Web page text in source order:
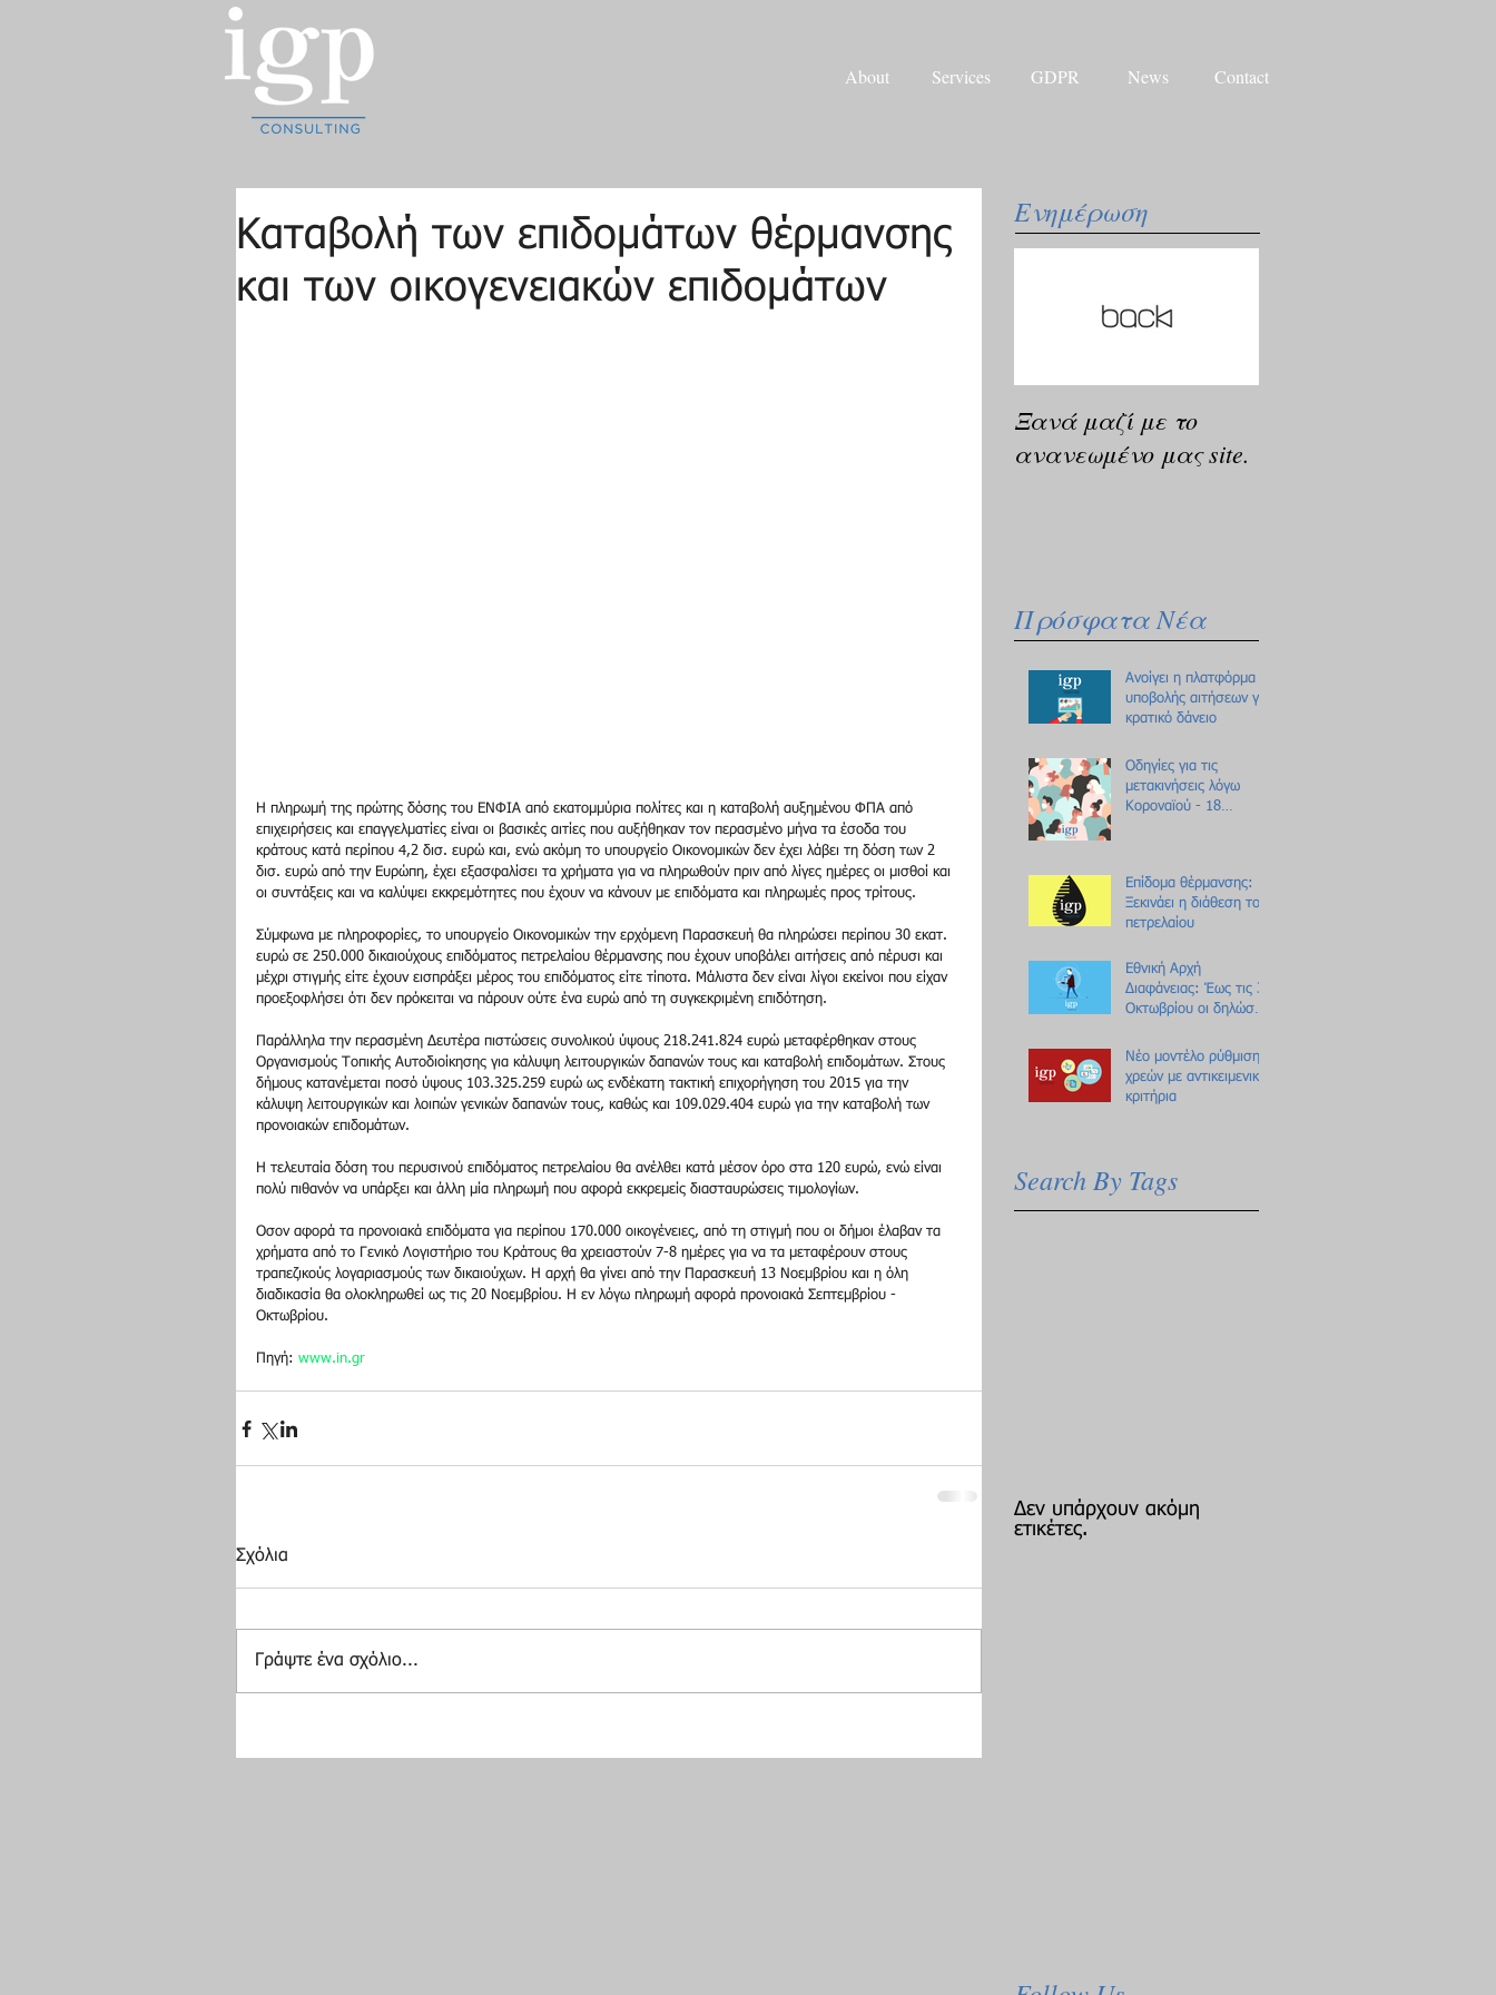
Καταβολή των επιδομάτων θέρμανσης
και των οικογενειακών επιδομάτων
Η πληρωμή της πρώτης δόσης του ΕΝΦΙΑ από εκατομμύρια πολίτες και η καταβολή αυξημένου ΦΠΑ από
επιχειρήσεις και επαγγελματίες είναι οι βασικές αιτίες που αυξήθηκαν τον περασμένο μήνα τα έσοδα του
κράτους κατά περίπου 4,2 δισ. ευρώ και, ενώ ακόμη το υπουργείο Οικονομικών δεν έχει λάβει τη δόση των 2
δισ. ευρώ από την Ευρώπη, έχει εξασφαλίσει τα χρήματα για να πληρωθούν πριν από λίγες ημέρες οι μισθοί και
οι συντάξεις και να καλύψει εκκρεμότητες που έχουν να κάνουν με επιδόματα και πληρωμές προς τρίτους.
Σύμφωνα με πληροφορίες, το υπουργείο Οικονομικών την ερχόμενη Παρασκευή θα πληρώσει περίπου 30 εκατ.
ευρώ σε 250.000 δικαιούχους επιδόματος πετρελαίου θέρμανσης που έχουν υποβάλει αιτήσεις από πέρυσι και
μέχρι στιγμής είτε έχουν εισπράξει μέρος του επιδόματος είτε τίποτα. Μάλιστα δεν είναι λίγοι εκείνοι που είχαν
προεξοφλήσει ότι δεν πρόκειται να πάρουν ούτε ένα ευρώ από τη συγκεκριμένη επιδότηση.
Παράλληλα την περασμένη Δευτέρα πιστώσεις συνολικού ύψους 218.241.824 ευρώ μεταφέρθηκαν στους
Οργανισμούς Τοπικής Αυτοδιοίκησης για κάλυψη λειτουργικών δαπανών τους και καταβολή επιδομάτων. Στους
δήμους κατανέμεται ποσό ύψους 103.325.259 ευρώ ως ενδέκατη τακτική επιχορήγηση του 2015 για την
κάλυψη λειτουργικών και λοιπών γενικών δαπανών τους, καθώς και 109.029.404 ευρώ για την καταβολή των
προνοιακών επιδομάτων.
Η τελευταία δόση του περυσινού επιδόματος πετρελαίου θα ανέλθει κατά μέσον όρο στα 120 ευρώ, ενώ είναι
πολύ πιθανόν να υπάρξει και άλλη μία πληρωμή που αφορά εκκρεμείς διασταυρώσεις τιμολογίων.
Οσον αφορά τα προνοιακά επιδόματα για περίπου 170.000 οικογένειες, από τη στιγμή που οι δήμοι έλαβαν τα
χρήματα από το Γενικό Λογιστήριο του Κράτους θα χρειαστούν 7-8 ημέρες για να τα μεταφέρουν στους
τραπεζικούς λογαριασμούς των δικαιούχων. Η αρχή θα γίνει από την Παρασκευή 13 Νοεμβρίου και η όλη
διαδικασία θα ολοκληρωθεί ως τις 20 Νοεμβρίου. Η εν λόγω πληρωμή αφορά προνοιακά Σεπτεμβρίου -
Οκτωβρίου.
Πηγή: www.in.gr
Σχόλια
Γράψτε ένα σχόλιο...
Ενημέρωση
Ξανά μαζί με το
ανανεωμένο μας site.
Πρόσφατα Νέα
Ανοίγει η πλατφόρμα
υποβολής αιτήσεων για
κρατικό δάνειο
Οδηγίες για τις
μετακινήσεις λόγω
Κοροναϊού - 18
Επίδομα θέρμανσης:
Ξεκινάει η διάθεση του
πετρελαίου
Εθνική Αρχή
Διαφάνειας: Έως τις 31
Οκτωβρίου οι δηλώσεις
Νέο μοντέλο ρύθμισης
χρεών με αντικειμενικά
κριτήρια
Search By Tags
Δεν υπάρχουν ακόμη
ετικέτες.
About Services GDPR News Contact